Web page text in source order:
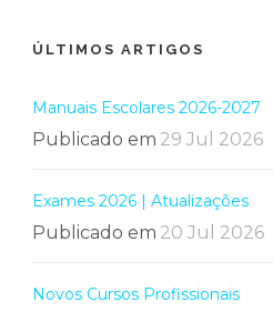
ÚLTIMOS ARTIGOS
Manuais Escolares 2026-2027
Publicado em 29 Jul 2026
Exames 2026 | Atualizações
Publicado em 20 Jul 2026
Novos Cursos Profissionais